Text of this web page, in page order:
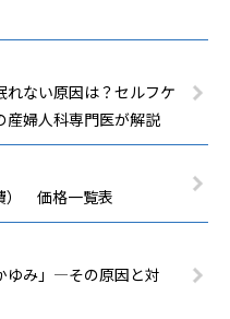
ない原因は？セルフケ
産婦人科専門医が解説
） 価格一覧表
ゆみ」—その原因と対